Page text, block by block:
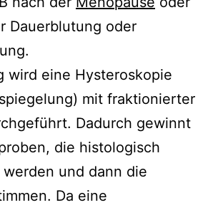
Dauerblutung oder
wird eine Hysteroskopie
mit fraktionierter
Dadurch gewinnt
die histologisch
und dann die
Da eine